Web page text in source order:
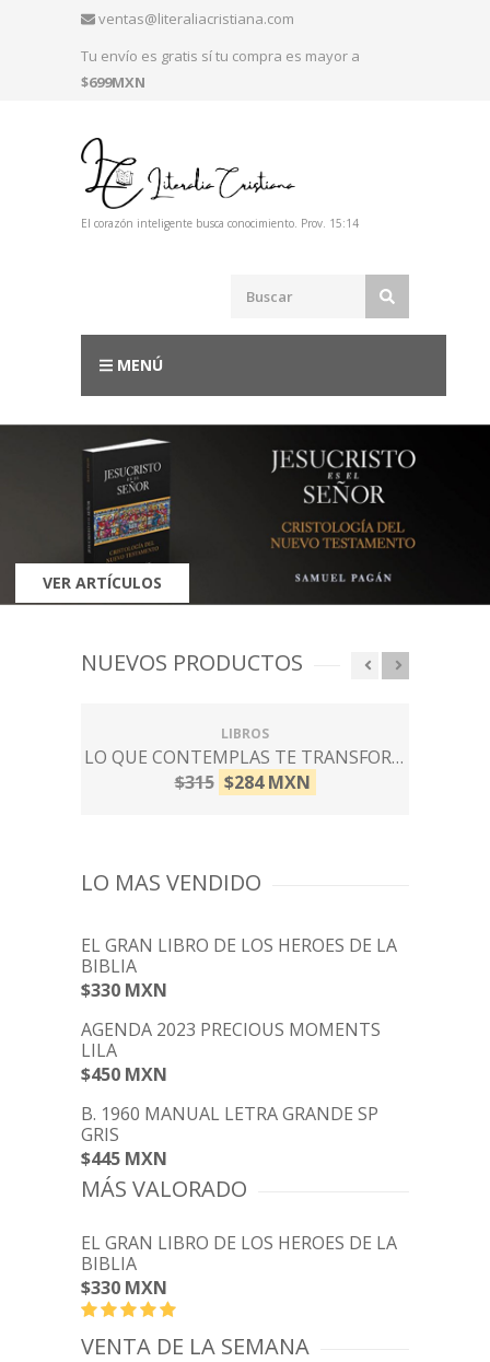
ventas@literaliacristiana.com
Tu envío es gratis sí tu compra es mayor a
$699MXN
El corazón inteligente busca conocimiento. Prov. 15:14
MENÚ
VER ARTÍCULOS
NUEVOS PRODUCTOS
LIBROS
LO QUE CONTEMPLAS TE TRANSFORMA
$315 $284 MXN
LO MAS VENDIDO
EL GRAN LIBRO DE LOS HEROES DE LA
BIBLIA
$330 MXN
AGENDA 2023 PRECIOUS MOMENTS
LILA
$450 MXN
B. 1960 MANUAL LETRA GRANDE SP
GRIS
$445 MXN
MÁS VALORADO
EL GRAN LIBRO DE LOS HEROES DE LA
BIBLIA
$330 MXN
VENTA DE LA SEMANA